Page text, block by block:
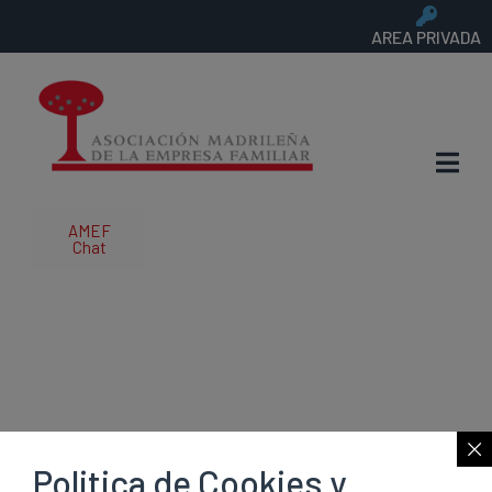
AREA PRIVADA
AMEF
Chat
el Relevo
Politica de Cookies y